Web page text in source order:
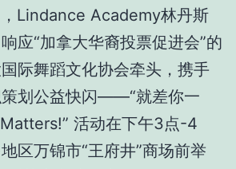
Lindance Academy林丹斯
应“加拿大华裔投票促进会”的
际舞蹈文化协会牵头，携手
策划公益快闪——“就差你一
活动在下午3点-4
区万锦市“王府井”商场前举